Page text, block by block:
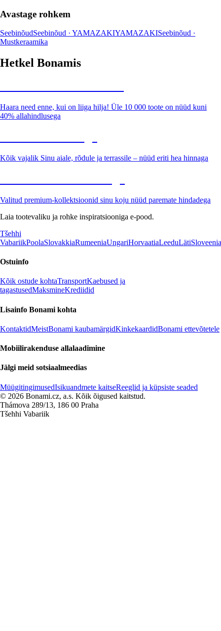
Avastage rohkem
SeebinõudSeebinõud · YAMAZAKIYAMAZAKISeebinõud ·
Mustkeraamika
Hetkel Bonamis
Haara need enne, kui on liiga hilja! Üle 10 000 toote on nüüd kuni
40% allahindlusega
Kõik vajalik Sinu aiale, rõdule ja terrassile – nüüd eriti hea hinnaga
Valitud premium-kollektsioonid sinu koju nüüd paremate hindadega
Laia tootevaliku ja rohke inspiratsiooniga e-pood.
Tšehhi
VabariikPoolaSlovakkiaRumeeniaUngariHorvaatiaLeeduLätiSloveenia
Ostuinfo
Kõik ostude kohtaTransportKaebused ja
tagastusedMaksmineKrediidid
Lisainfo Bonami kohta
KontaktidMeistBonami kaubamärgidKinkekaardidBonami ettevõtetele
Mobiilirakenduse allalaadimine
Jälgi meid sotsiaalmeedias
MüügitingimusedIsikuandmete kaitseReeglid ja küpsiste seaded
© 2026 Bonami.cz, a.s. Kõik õigused kaitstud.
Thámova 289/13, 186 00 Praha
Tšehhi Vabariik